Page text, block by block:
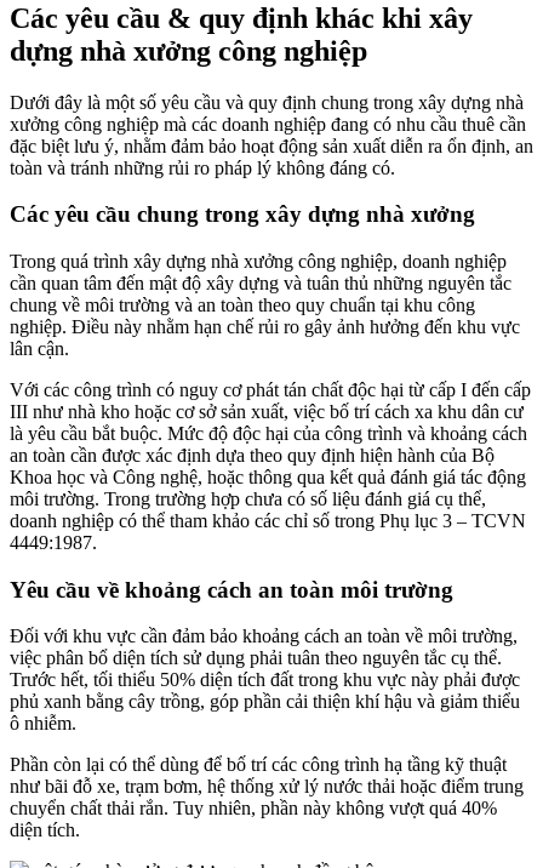
Các yêu cầu & quy định khác khi xây
dựng nhà xưởng công nghiệp
Dưới đây là một số yêu cầu và quy định chung trong xây dựng nhà
xưởng công nghiệp mà các doanh nghiệp đang có nhu cầu thuê cần
đặc biệt lưu ý, nhằm đảm bảo hoạt động sản xuất diễn ra ổn định, an
toàn và tránh những rủi ro pháp lý không đáng có.
Các yêu cầu chung trong xây dựng nhà xưởng
Trong quá trình xây dựng nhà xưởng công nghiệp, doanh nghiệp
cần quan tâm đến mật độ xây dựng và tuân thủ những nguyên tắc
chung về môi trường và an toàn theo quy chuẩn tại khu công
nghiệp. Điều này nhằm hạn chế rủi ro gây ảnh hưởng đến khu vực
lân cận.
Với các công trình có nguy cơ phát tán chất độc hại từ cấp I đến cấp
III như nhà kho hoặc cơ sở sản xuất, việc bố trí cách xa khu dân cư
là yêu cầu bắt buộc. Mức độ độc hại của công trình và khoảng cách
an toàn cần được xác định dựa theo quy định hiện hành của Bộ
Khoa học và Công nghệ, hoặc thông qua kết quả đánh giá tác động
môi trường. Trong trường hợp chưa có số liệu đánh giá cụ thể,
doanh nghiệp có thể tham khảo các chỉ số trong Phụ lục 3 – TCVN
4449:1987.
Yêu cầu về khoảng cách an toàn môi trường
Đối với khu vực cần đảm bảo khoảng cách an toàn về môi trường,
việc phân bổ diện tích sử dụng phải tuân theo nguyên tắc cụ thể.
Trước hết, tối thiểu 50% diện tích đất trong khu vực này phải được
phủ xanh bằng cây trồng, góp phần cải thiện khí hậu và giảm thiểu
ô nhiễm.
Phần còn lại có thể dùng để bố trí các công trình hạ tầng kỹ thuật
như bãi đỗ xe, trạm bơm, hệ thống xử lý nước thải hoặc điểm trung
chuyển chất thải rắn. Tuy nhiên, phần này không vượt quá 40%
diện tích.